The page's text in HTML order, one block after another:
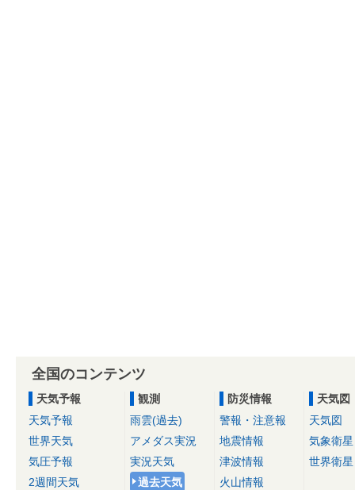
全国のコンテンツ
天気予報
天気予報
世界天気
気圧予報
2週間天気
観測
雨雲(過去)
アメダス実況
実況天気
過去天気
防災情報
警報・注意報
地震情報
津波情報
火山情報
天気図
天気図
気象衛星
世界衛星